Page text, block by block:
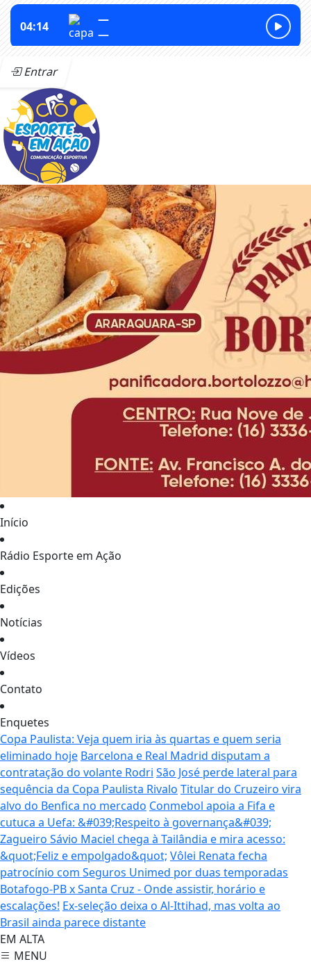
Entrar
Início
Rádio Esporte em Ação
Edições
Notícias
Vídeos
Contato
Enquetes
Copa Paulista: Veja quem iria às quartas e quem seria
eliminado hoje Barcelona e Real Madrid disputam a
contratação do volante Rodri São José perde lateral para
sequência da Copa Paulista Rivalo Titular do Cruzeiro vira
alvo do Benfica no mercado Conmebol apoia a Fifa e
cutuca a Uefa: &#039;Respeito à governança&#039;
Zagueiro Sávio Maciel chega à Tailândia e mira acesso:
&quot;Feliz e empolgado&quot; Vôlei Renata fecha
patrocínio com Seguros Unimed por duas temporadas
Botafogo-PB x Santa Cruz - Onde assistir, horário e
escalações! Ex-seleção deixa o Al-Ittihad, mas volta ao
Brasil ainda parece distante
EM ALTA
MENU